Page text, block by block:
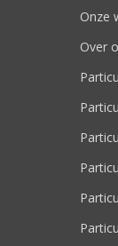
Onze
Over